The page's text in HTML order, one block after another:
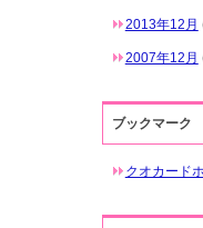
2013年12月
2007年12月
ブックマーク
クオカード